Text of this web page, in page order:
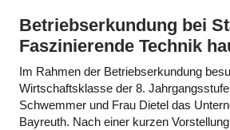
Betriebserkundung bei
Faszinierende Technik
Im Rahmen der Betriebserkundung
Wirtschaftsklasse der 8.
Schwemmer und Frau Dietel das
Bayreuth. Nach einer kurzen